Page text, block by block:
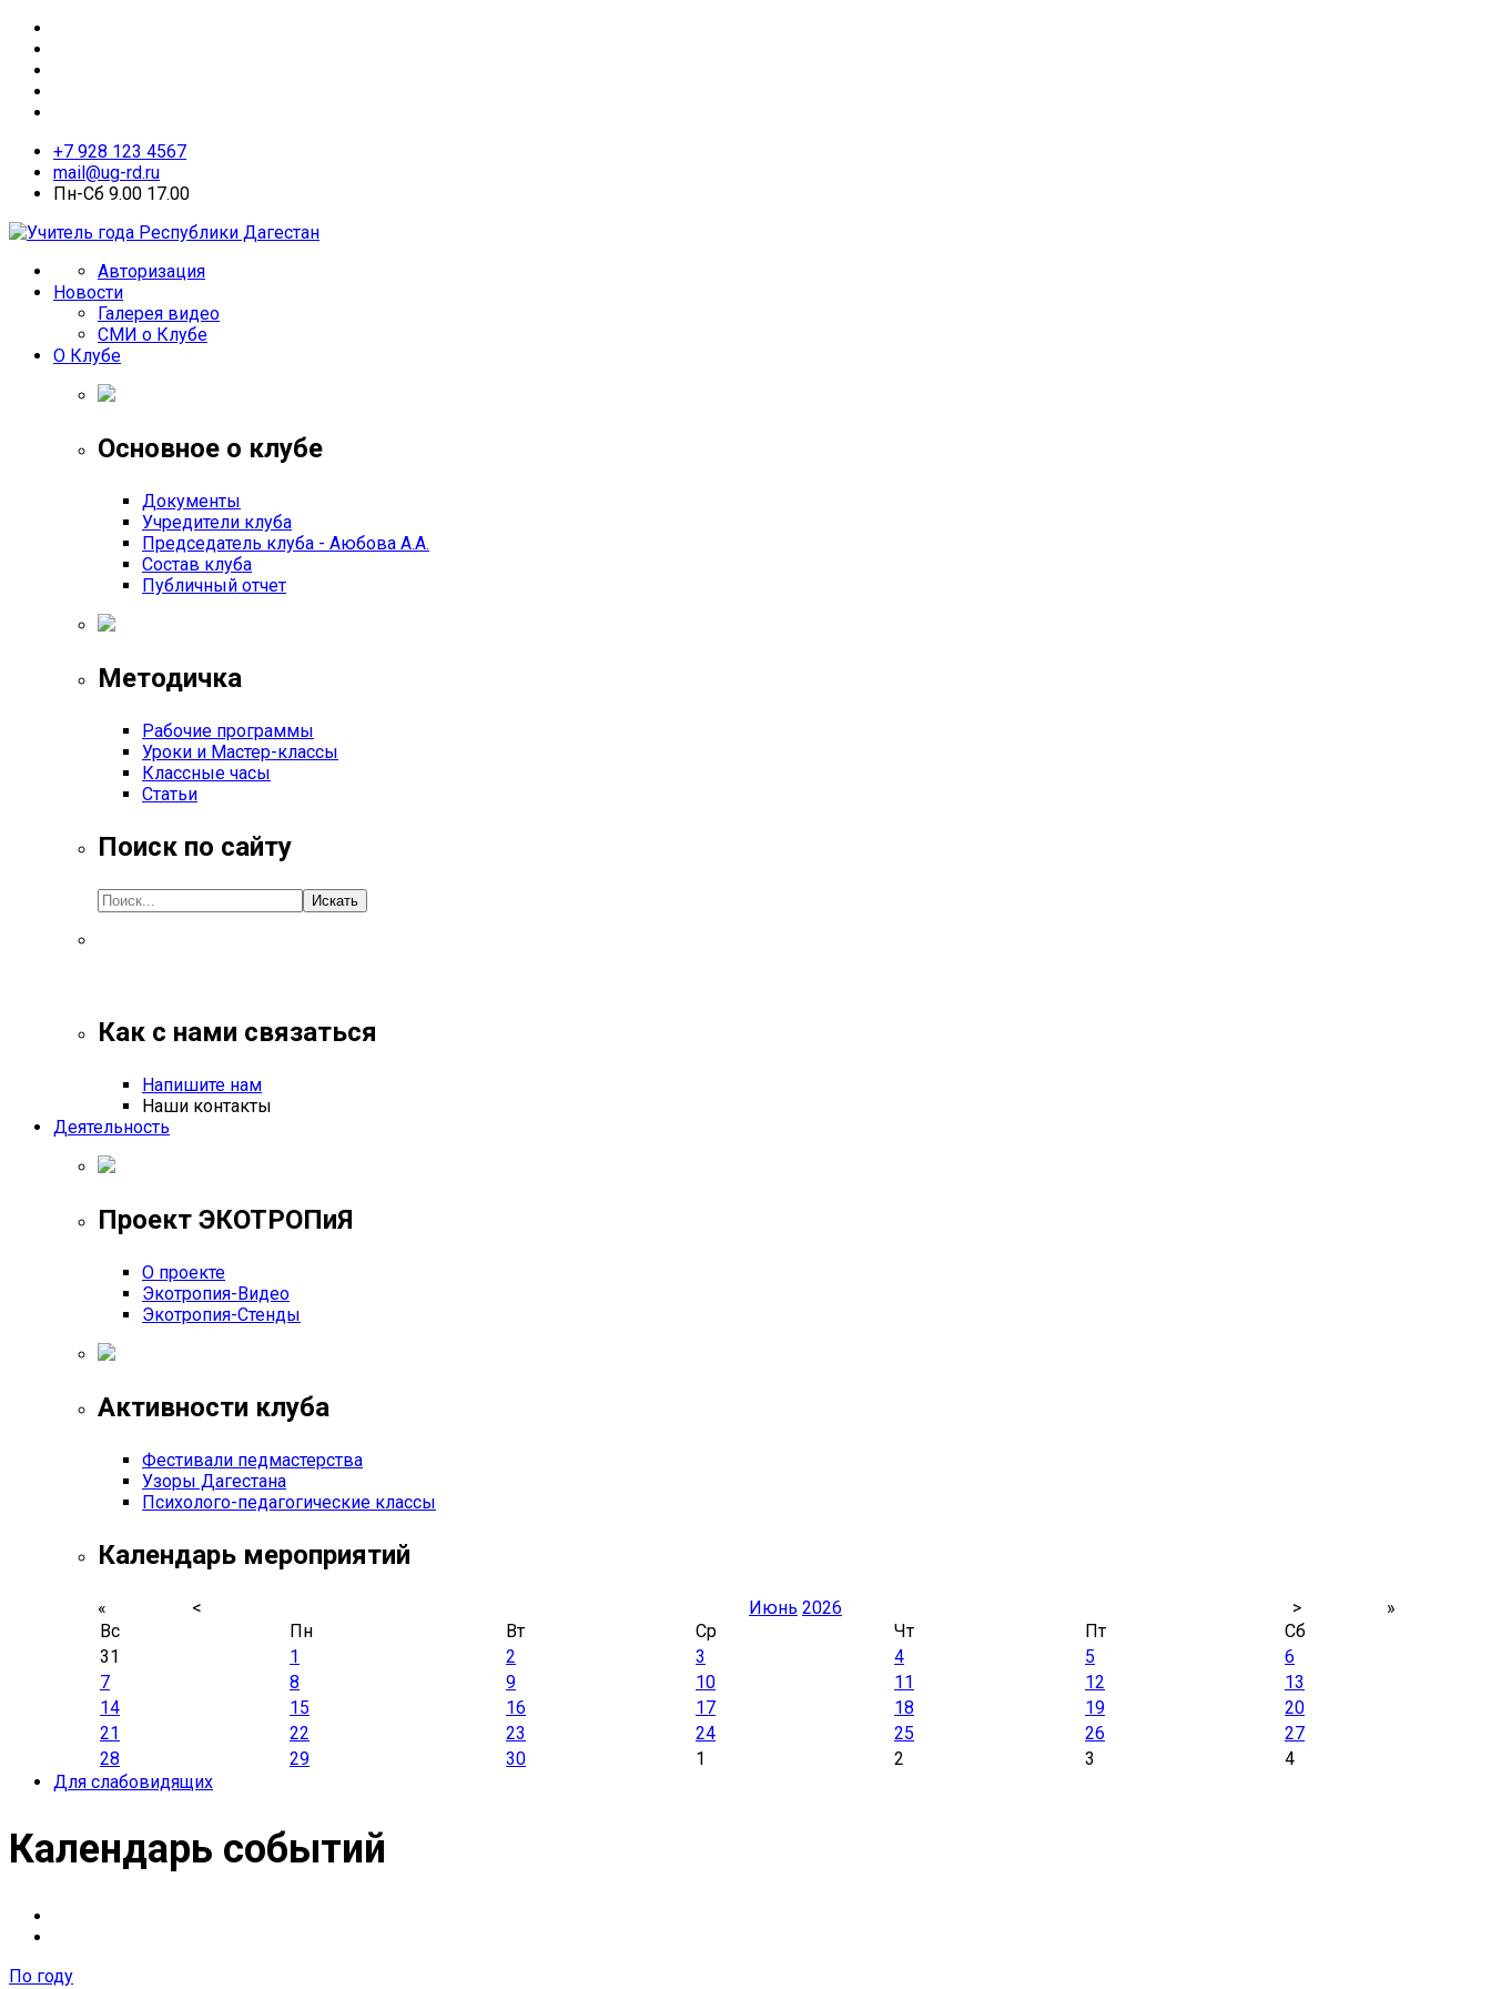
+7 928 123 4567
mail@ug-rd.ru
Пн-Сб 9.00 17.00
Авторизация
Новости
Галерея видео
СМИ о Клубе
О Клубе
Основное о клубе
Документы
Учредители клуба
Председатель клуба - Аюбова А.А.
Состав клуба
Публичный отчет
Методичка
Рабочие программы
Уроки и Мастер-классы
Классные часы
Статьи
Поиск по сайту
Искать
Как с нами связаться
Напишите нам
Наши контакты
Деятельность
Проект ЭКОТРОПиЯ
О проекте
Экотропия-Видео
Экотропия-Стенды
Активности клуба
Фестивали педмастерства
Узоры Дагестана
Психолого-педагогические классы
Календарь мероприятий
« < Июнь 2026 >
»
Вс
Пн Вт Ср Чт Пт
Сб
31
1 2 3 4 5
6
7
8 9 10 11 12
13
14
15 16 17 18 19
20
21
22 23 24 25 26
27
28
29 30 1 2 3
4
Для слабовидящих
Календарь событий
По году